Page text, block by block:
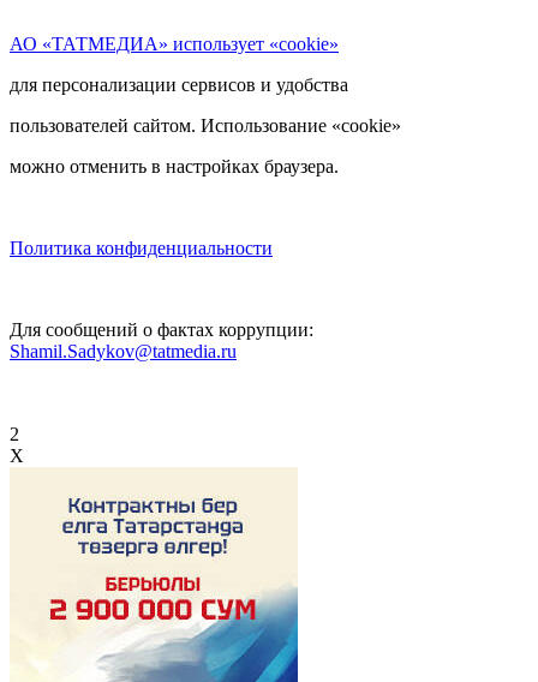
АО «ТАТМЕДИА» использует «cookie»
для персонализации сервисов и удобства
пользователей сайтом. Использование «cookie»
можно отменить в настройках браузера.
Политика конфиденциальности
Для сообщений о фактах коррупции:
Shamil.Sadykov@tatmedia.ru
2
X